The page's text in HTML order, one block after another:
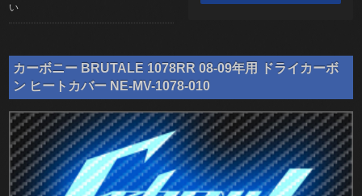
い
カーボニー BRUTALE 1078RR 08-09年用 ドライカーボ
ン ヒートカバー NE-MV-1078-010